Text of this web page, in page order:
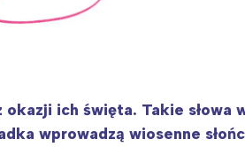
ich święta. Takie słowa
wprowadzą wiosenne